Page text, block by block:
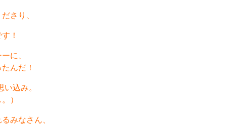
さり、
！
に、
んだ！
込み。
）
みなさん、